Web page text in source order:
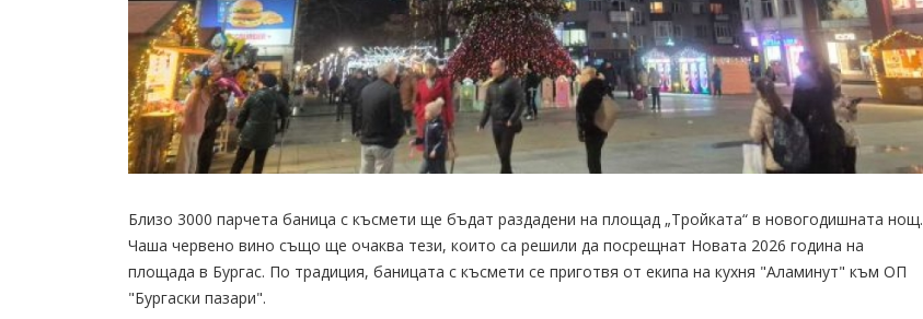
Близо 3000 парчета баница с късмети ще бъдат раздадени на площад „Тройката“ в новогодишната нощ.
Чаша червено вино също ще очаква тези, които са решили да посрещнат Новата 2026 година на
площада в Бургас. По традиция, баницата с късмети се приготвя от екипа на кухня "Аламинут" към ОП
"Бургаски пазари".